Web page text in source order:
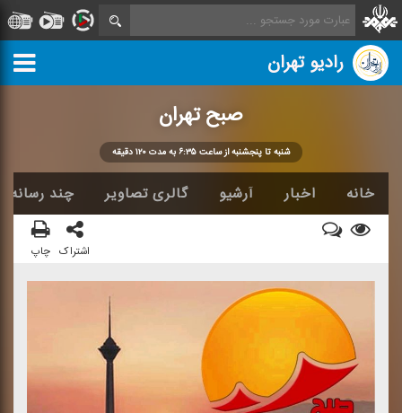
رادیو تهران
صبح تهران
شنبه تا پنجشنبه از ساعت ۶:۳۵ به مدت ۱۲۰ دقیقه
خانه اخبار آرشیو گالری تصاویر چند رسانه
اشتراک چاپ